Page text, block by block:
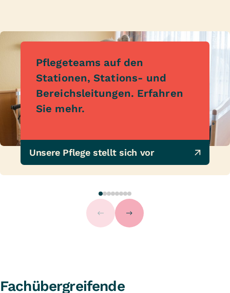
Pflegeteams auf den
Stationen, Stations- und
Bereichsleitungen. Erfahren
Sie mehr.
Unsere Pflege stellt sich vor
Fachübergreifende